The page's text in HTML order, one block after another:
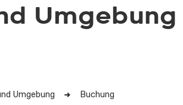
Umgebung
Umgebung Buchung